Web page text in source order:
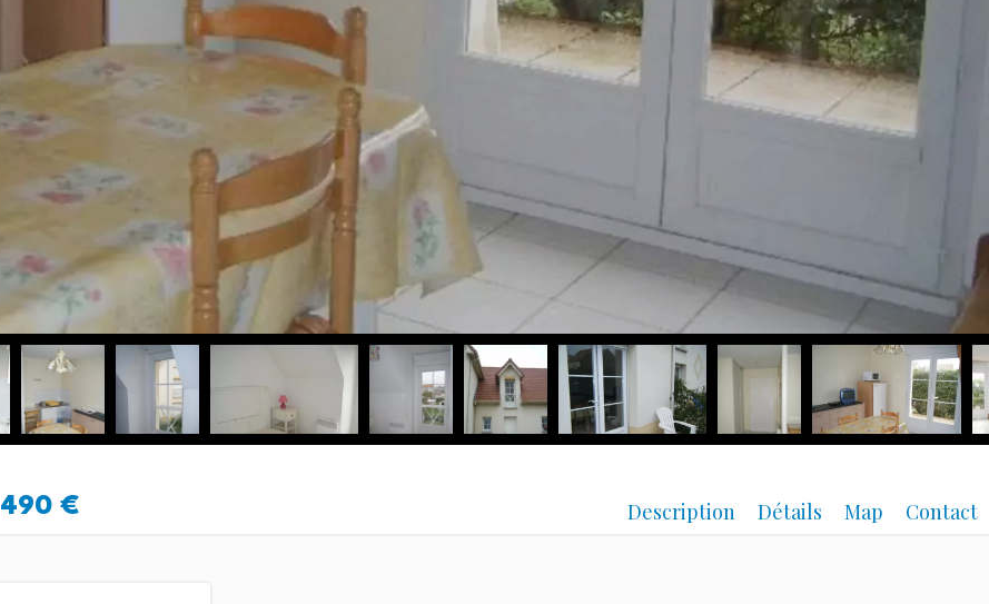
490 € Description Détails Map Contact